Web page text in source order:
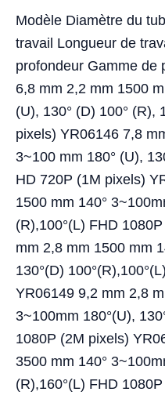
Modèle Diamètre du
travail Longueur de
profondeur Gamme de
6,8 mm 2,2 mm 1500
(U), 130° (D) 100° (R),
pixels) YR06146 7,8
3~100 mm 180° (U),
HD 720P (1M pixels)
1500 mm 140°
(R),100°(L) FHD
mm 2,8 mm 1500 mm
130°(D)
YR06149 9,2 mm 2,8
3~100mm 180°(U),
1080P (2M pixels)
3500 mm 140°
(R),160°(L) FHD